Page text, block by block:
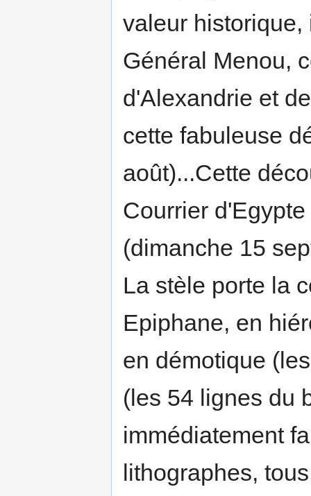
valeur
Général Menou,
d'Alexandrie et
cette fabuleuse
août)...Cette
Courrier
(dimanche 15
La stèle porte la
Epiphane, en
en démotique
(les 54 lignes du
immédiatement
lithographes,